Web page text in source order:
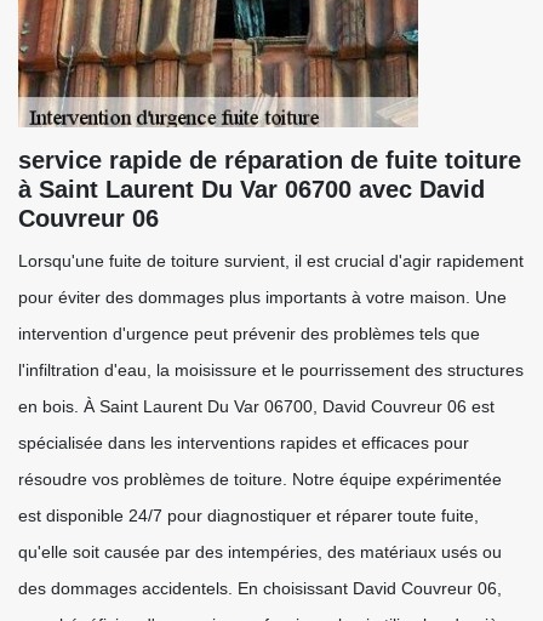
service rapide de réparation de fuite toiture
à Saint Laurent Du Var 06700 avec David
Couvreur 06
Lorsqu'une fuite de toiture survient, il est crucial d'agir rapidement
pour éviter des dommages plus importants à votre maison. Une
intervention d'urgence peut prévenir des problèmes tels que
l'infiltration d'eau, la moisissure et le pourrissement des structures
en bois. À Saint Laurent Du Var 06700, David Couvreur 06 est
spécialisée dans les interventions rapides et efficaces pour
résoudre vos problèmes de toiture. Notre équipe expérimentée
est disponible 24/7 pour diagnostiquer et réparer toute fuite,
qu'elle soit causée par des intempéries, des matériaux usés ou
des dommages accidentels. En choisissant David Couvreur 06,